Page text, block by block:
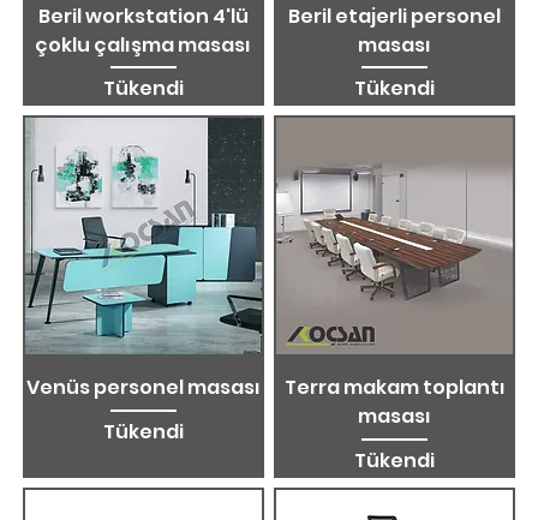
Beril workstation 4'lü
çoklu çalışma masası
Tükendi
Beril etajerli personel
masası
Tükendi
Venüs personel masası
Tükendi
Terra makam toplantı
masası
Tükendi